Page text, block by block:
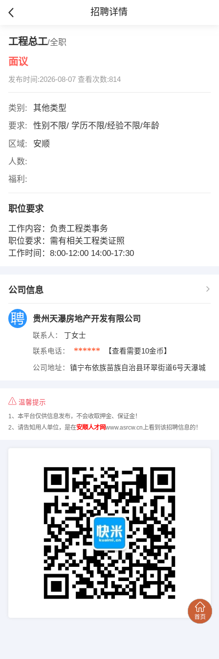
招聘详情
工程总工/全职
面议
发布时间:2026-08-07 查看次数:814
类别:
其他类型
要求:
性别不限/ 学历不限/经验不限/年龄
区域:
安顺
人数:
福利:
职位要求
工作内容：负责工程类事务
职位要求：需有相关工程类证照
工作时间：8:00-12:00 14:00-17:30
公司信息
贵州天瀑房地产开发有限公司
联系人： 丁女士
联系电话： ****** 【查看需要10金币】
公司地址： 镇宁布依族苗族自治县环翠街道6号天瀑城
温馨提示
1、本平台仅供信息发布，不会收取押金、保证金！
2、请告知用人单位，是在安顺人才网www.asrcw.cn上看到该招聘信息的！